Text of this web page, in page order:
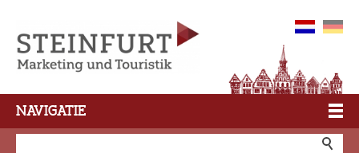
NAVIGATIE